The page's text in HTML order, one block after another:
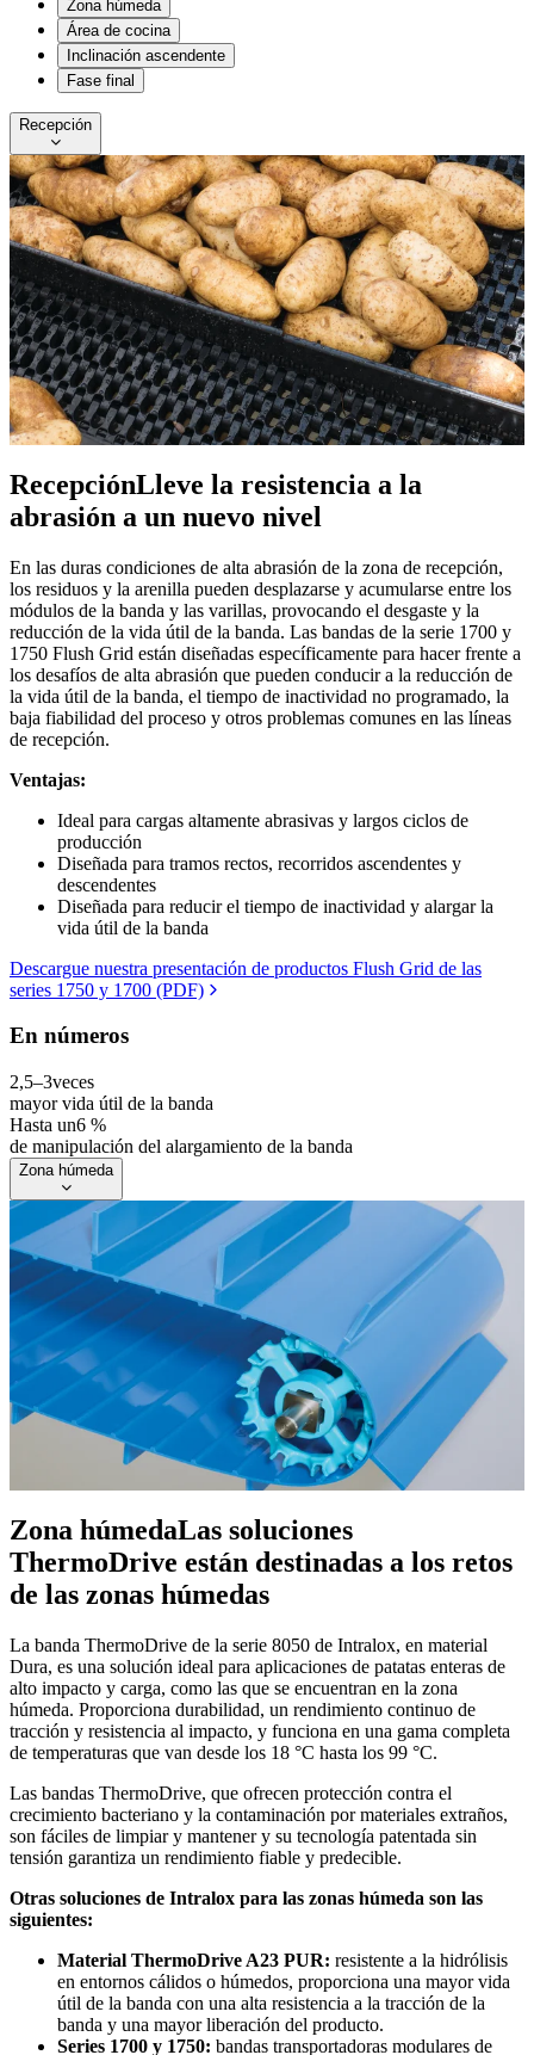
Zona húmeda
Área de cocina
Inclinación ascendente
Fase final
Recepción
RecepciónLleve la resistencia a la
abrasión a un nuevo nivel
En las duras condiciones de alta abrasión de la zona de recepción,
los residuos y la arenilla pueden desplazarse y acumularse entre los
módulos de la banda y las varillas, provocando el desgaste y la
reducción de la vida útil de la banda. Las bandas de la serie 1700 y
1750 Flush Grid están diseñadas específicamente para hacer frente a
los desafíos de alta abrasión que pueden conducir a la reducción de
la vida útil de la banda, el tiempo de inactividad no programado, la
baja fiabilidad del proceso y otros problemas comunes en las líneas
de recepción.
Ventajas:
Ideal para cargas altamente abrasivas y largos ciclos de
producción
Diseñada para tramos rectos, recorridos ascendentes y
descendentes
Diseñada para reducir el tiempo de inactividad y alargar la
vida útil de la banda
Descargue nuestra presentación de productos Flush Grid de las
series 1750 y 1700 (PDF)
En números
2,5–3veces
mayor vida útil de la banda
Hasta un6 %
de manipulación del alargamiento de la banda
Zona húmeda
Zona húmedaLas soluciones
ThermoDrive están destinadas a los retos
de las zonas húmedas
La banda ThermoDrive de la serie 8050 de Intralox, en material
Dura, es una solución ideal para aplicaciones de patatas enteras de
alto impacto y carga, como las que se encuentran en la zona
húmeda. Proporciona durabilidad, un rendimiento continuo de
tracción y resistencia al impacto, y funciona en una gama completa
de temperaturas que van desde los 18 °C hasta los 99 °C.
Las bandas ThermoDrive, que ofrecen protección contra el
crecimiento bacteriano y la contaminación por materiales extraños,
son fáciles de limpiar y mantener y su tecnología patentada sin
tensión garantiza un rendimiento fiable y predecible.
Otras soluciones de Intralox para las zonas húmeda son las
siguientes:
Material ThermoDrive A23 PUR: resistente a la hidrólisis
en entornos cálidos o húmedos, proporciona una mayor vida
útil de la banda con una alta resistencia a la tracción de la
banda y una mayor liberación del producto.
Series 1700 y 1750: bandas transportadoras modulares de